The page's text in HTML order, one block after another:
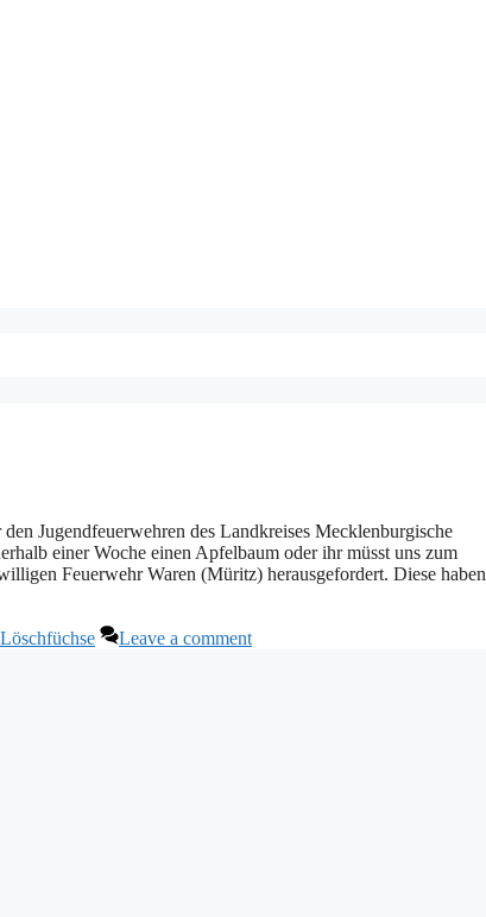
Jugendfeuerwehren des Landkreises Mecklenburgische
einer Woche einen Apfelbaum oder ihr müsst uns zum
Feuerwehr Waren (Müritz) herausgefordert. Diese haben
Löschfüchse
Leave a comment